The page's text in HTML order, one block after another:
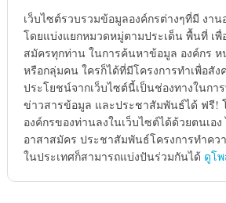
เว็บไซต์รวบรวมข้อมูลองค์กรต่างๆที่มี งา
โดยแบ่งแยกหมวดหมู่ตามประเด็น พื้นที่ เพื่
สมัครทุกท่าน ในการค้นหาข้อมูล องค์กร ห
หรือกลุ่มคน ใครก็ได้ที่มีโครงการทำเพื่อสัง
ประโยชน์จากเว็บไซต์นี้เป็นช่องทางในกา
ข่าวสารข้อมูล และประชาสัมพันธ์ได้ ฟรี!
องค์กรของท่านลงในเว็บไซต์ได้ด้วยตนเอง
อาสาสมัคร ประชาสัมพันธ์โครงการทำคว
ในประเทศก็สามารถแบ่งปันร่วมกันได้ ดูโ